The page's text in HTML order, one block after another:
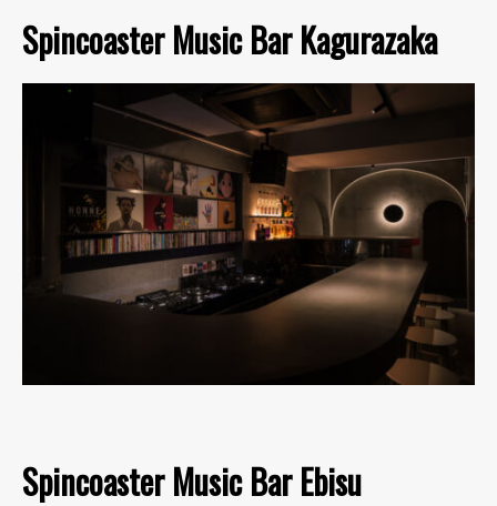
Spincoaster Music Bar Kagurazaka
Spincoaster Music Bar Ebisu